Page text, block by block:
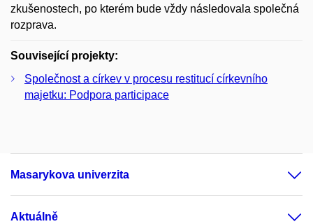
zkušenostech, po kterém bude vždy následovala společná
rozprava.
Související projekty:
Společnost a církev v procesu restitucí církevního
majetku: Podpora participace
Masarykova univerzita
Aktuálně